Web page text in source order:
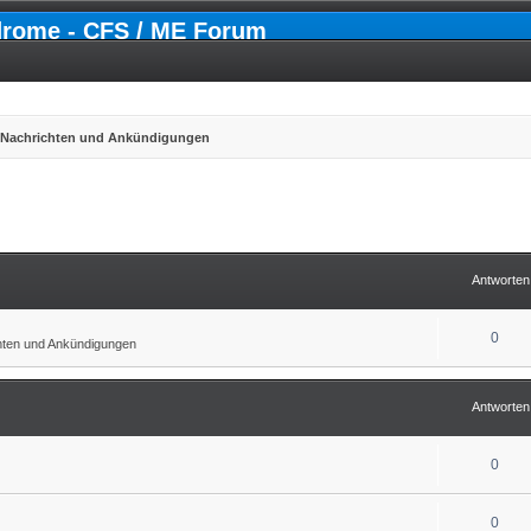
- CFS / ME Forum
und Ankündigungen
Antworten
und Ankündigungen 0
Antworten
0
0